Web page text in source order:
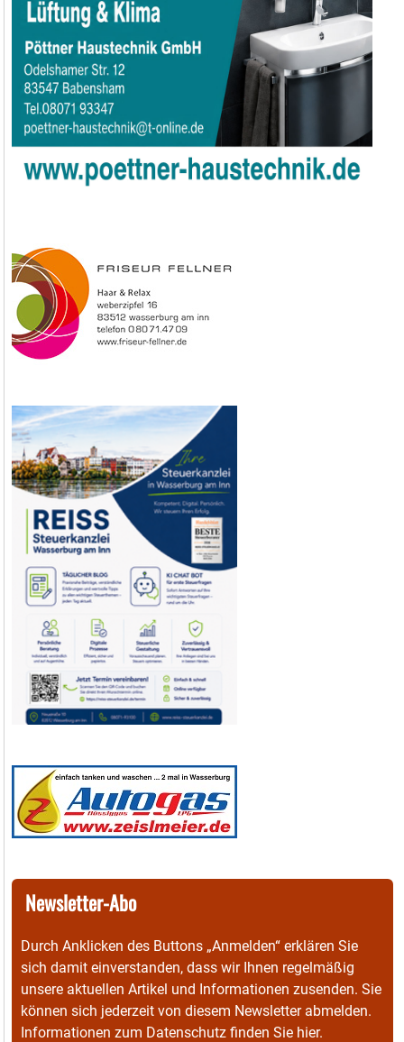
Newsletter-Abo
Durch Anklicken des Buttons „Anmelden“ erklären Sie
sich damit einverstanden, dass wir Ihnen regelmäßig
unsere aktuellen Artikel und Informationen zusenden. Sie
können sich jederzeit von diesem Newsletter abmelden.
Informationen zum Datenschutz finden Sie hier.